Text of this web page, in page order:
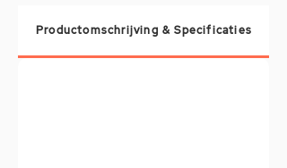
Productomschrijving & Specificaties